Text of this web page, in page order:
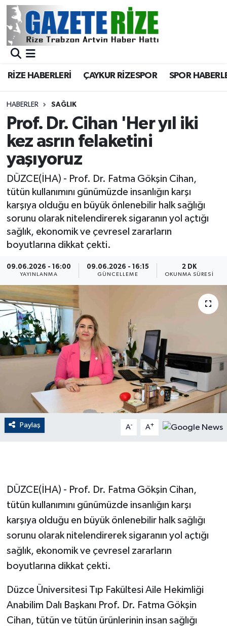
RİZE HABERLERİ ÇAYKUR RİZESPOR SPOR
HABERLER SAĞLIK
Prof. Dr. Cihan 'Her yıl iki
kez asrın felaketini
yaşıyoruz
DÜZCE(İHA) - Prof. Dr. Fatma Gökşin Cihan,
tütün kullanımını günümüzde insanlığın karşı
karşıya olduğu en büyük önlenebilir halk sağlığı
sorunu olarak nitelendirerek sigaranın yol açtığı
sağlık, ekonomik ve çevresel zararların
boyutlarına dikkat çekti.
09.06.2026 - 16:00
YAYINLANMA
09.06.2026 - 16:15
GÜNCELLEME
2 DK
OKUNMA SÜRESI
Paylaş A- A+
DÜZCE(İHA) - Prof. Dr. Fatma Gökşin Cihan,
tütün kullanımını günümüzde insanlığın karşı
karşıya olduğu en büyük önlenebilir halk sağlığı
sorunu olarak nitelendirerek sigaranın yol açtığı
sağlık, ekonomik ve çevresel zararların
boyutlarına dikkat çekti.
Düzce Üniversitesi Tıp Fakültesi Aile Hekimliği
Anabilim Dalı Başkanı Prof. Dr. Fatma Gökşin
Cihan, tütün ve tütün ürünlerinin insan sağlığı
BÖLGEMİZ
Asayiş
Rize Jandarma Komutanlığı
Bilim Teknoloji
Bölge
Advertising news
Canlı Maç
ÇEVRE
Dış Haberler
Dünya
EĞİTİM
EKONOMİ
English News
Finans
Flaş Haber
GÜNDEM
Güvenlik
HABERDE İNSAN
İNSAN
İş Dünyası
Merkez Nöbetçi Eczaneler
Merkez Trafik Yoğunluk Haritası
Süper Lig Puan Durumu ve Fikstür
Tüm Manşetler
Son Dakika Haberleri
Haber Arşivi